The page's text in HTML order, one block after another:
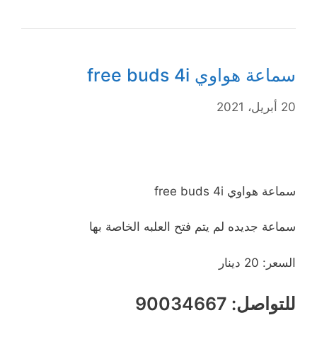
سماعة هواوي free buds 4i
20 أبريل، 2021
سماعة هواوي free buds 4i
سماعة جديده لم يتم فتح العلبه الخاصة بها
السعر: 20 دينار
للتواصل: 90034667